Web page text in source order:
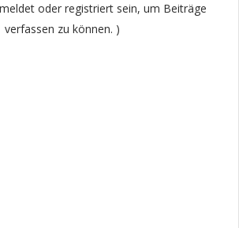
oder registriert sein, um Beiträge
verfassen zu können. )